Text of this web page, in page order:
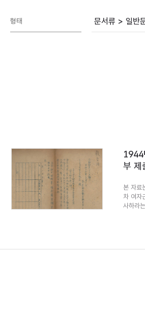
형태 문서류 > 일반
1944
부 제
본 자료
차 여자
사하라